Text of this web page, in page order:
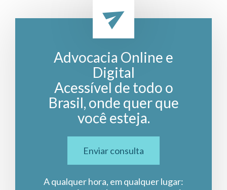
Advocacia Online e
Digital
Acessível de todo o
Brasil, onde quer que
você esteja.
Enviar consulta
A qualquer hora, em qualquer lugar: